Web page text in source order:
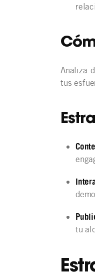
Analiza
tus
tu